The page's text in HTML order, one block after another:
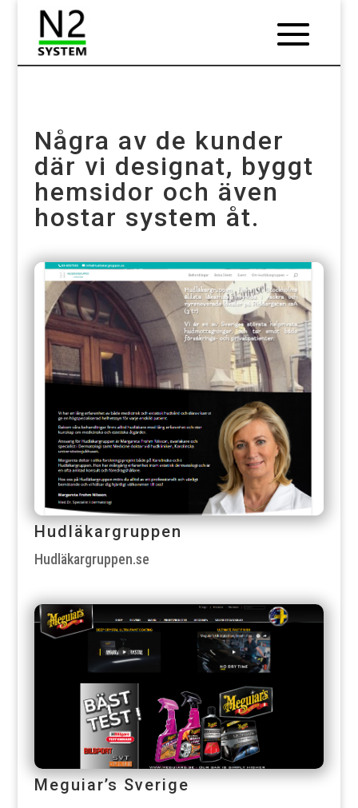
Några av de kunder
där vi designat, byggt
hemsidor och även
hostar system åt.
Hudläkargruppen
Hudläkargruppen.se
Meguiar’s Sverige